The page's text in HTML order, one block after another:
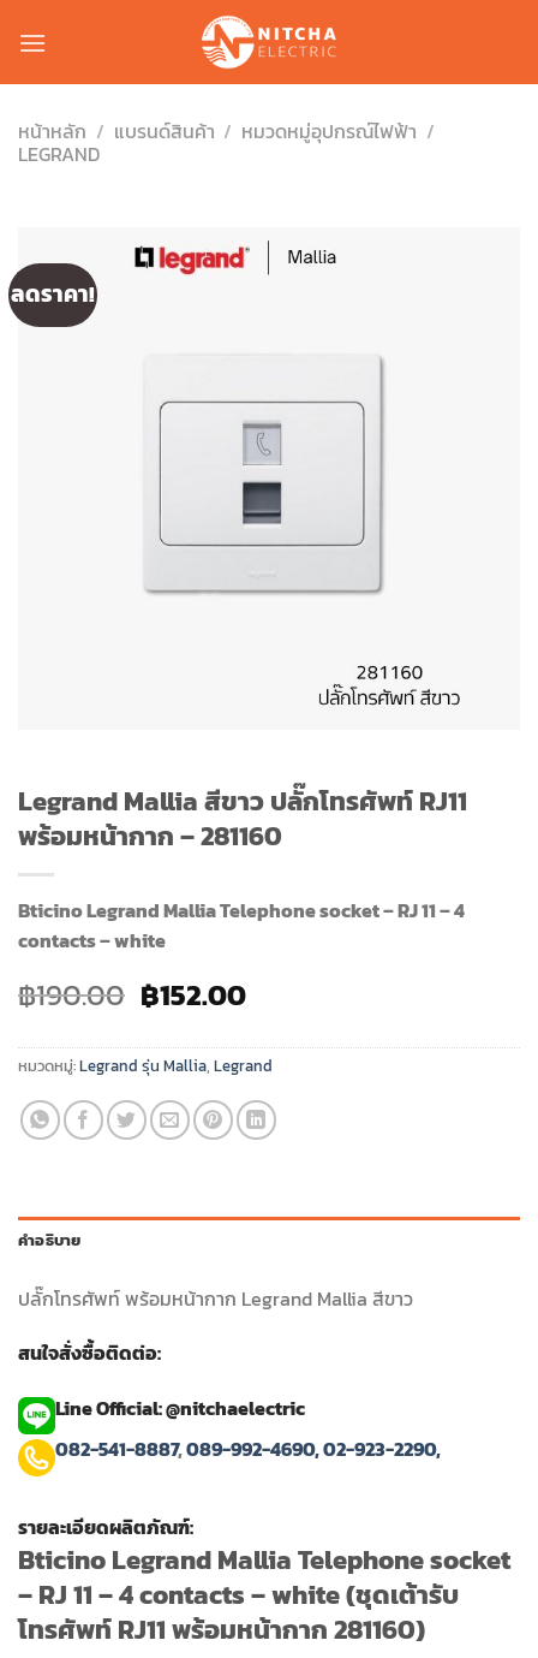
หน้าหลัก / แบรนด์สินค้า / หมวดหมู่อุปกรณ์ไฟฟ้า /
LEGRAND
ลดราคา!
Legrand Mallia สีขาว ปลั๊กโทรศัพท์ RJ11
พร้อมหน้ากาก – 281160
Bticino Legrand Mallia Telephone socket – RJ 11 – 4
contacts – white
฿190.00 Original
price
was:
฿190.00.
฿152.00Current
is:
฿152.00.
หมวดหมู่:Legrand รุ่น Mallia, Legrand
คำอธิบาย
ปลั๊กโทรศัพท์ พร้อมหน้ากาก Legrand Mallia สีขาว
สนใจสั่งซื้อติดต่อ:
Line Official: @nitchaelectric
082-541-8887,089-992-4690,02-923-2290,
รายละเอียดผลิตภัณฑ์:
Bticino Legrand Mallia Telephone socket
– RJ 11 – 4 contacts – white (ชุดเต้ารับ
โทรศัพท์ RJ11 พร้อมหน้ากาก 281160)